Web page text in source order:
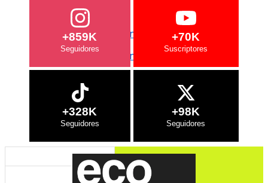
Agricultura regenerativa
Bosques
Crisis Climática
Agricultura regenerativa
Océanos
+859K +70K
+328K +98K